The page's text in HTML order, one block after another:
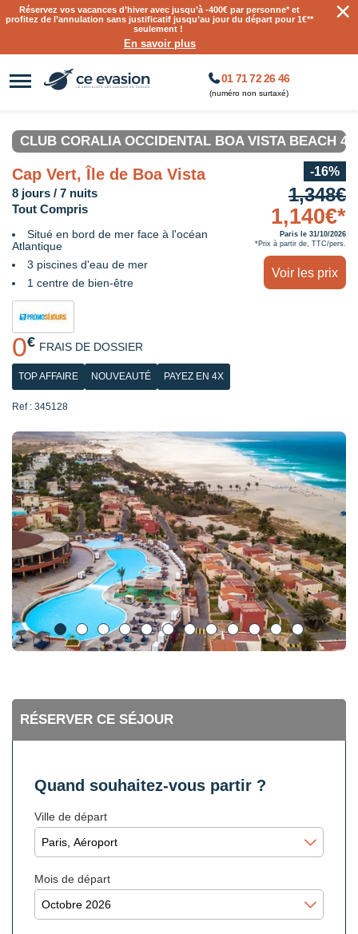
Réservez vos vacances d’hiver avec jusqu’à-400€ par personne* et
profitez de l’annulation sans justificatif jusqu’au jour du départ pour 1€**
seulement !
En savoir plus
×
01 71 72 26 46
(numéro non surtaxé)
CLUB CORALIA OCCIDENTAL BOA VISTA BEACH 4*
Cap Vert, Île de Boa Vista
8 jours / 7 nuits
Tout Compris
Situé en bord de mer face à l'océan
Atlantique
3 piscines d'eau de mer
1 centre de bien-être
0€ FRAIS DE DOSSIER
TOP AFFAIRE NOUVEAUTÉ PAYEZ EN 4X
Ref : 345128
-16%
1,348€
1,140€*
Paris le 31/10/2026
*Prix à partir de, TTC/pers.
Voir les prix
RÉSERVER CE SÉJOUR
Quand souhaitez-vous partir ?
Ville de départ
Mois de départ